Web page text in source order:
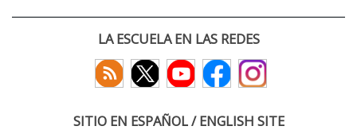
LA ESCUELA EN LAS REDES
SITIO EN ESPAÑOL / ENGLISH SITE